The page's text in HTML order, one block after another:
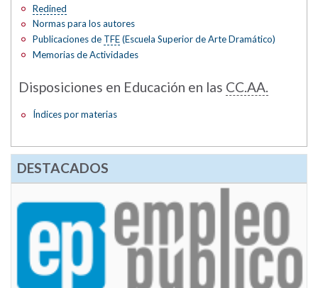
Redined
Normas para los autores
Publicaciones de TFE(Escuela Superior de Arte Dramático)
Memorias de Actividades
Disposiciones en Educación en las CC.AA.
Índices por materias
DESTACADOS